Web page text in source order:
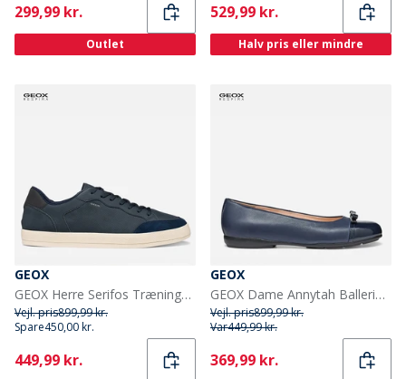
Current
299,99 kr.
Outlet
Current
529,99 kr.
Halv pris eller mindre
GEOX
GEOX Herre Serifos Træningssko Mørkeblå Dk Navy
Vejl. pris899,99 kr.
Spare450,00 kr.
Current
449,99 kr.
GEOX
GEOX Dame Annytah Ballerina Sko Navy
Vejl. pris899,99 kr.
Var449,99 kr.
Current
369,99 kr.